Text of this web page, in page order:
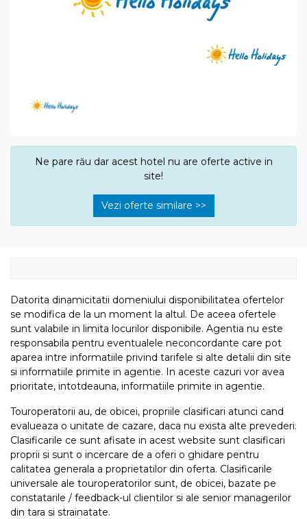
Ne pare rău dar acest hotel nu are oferte active in
site!
Vezi oferte similare >>
Datorita dinamicitatii domeniului disponibilitatea ofertelor
se modifica de la un moment la altul. De aceea ofertele
sunt valabile in limita locurilor disponibile. Agentia nu este
responsabila pentru eventualele neconcordante care pot
aparea intre informatiile privind tarifele si alte detalii din site
si informatiile primite in agentie. In aceste cazuri vor avea
prioritate, intotdeauna, informatiile primite in agentie.
Touroperatorii au, de obicei, propriile clasificari atunci cand
evalueaza o unitate de cazare, daca nu exista alte prevederi.
Clasificarile ce sunt afisate in acest website sunt clasificari
proprii si sunt o incercare de a oferi o ghidare pentru
calitatea generala a proprietatilor din oferta. Clasificarile
universale ale touroperatorilor sunt, de obicei, bazate pe
constatarile / feedback-ul clientilor si ale senior managerilor
din tara si strainatate.